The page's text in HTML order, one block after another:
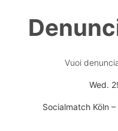
Vuoi
Wed.
Socialmatch Köln